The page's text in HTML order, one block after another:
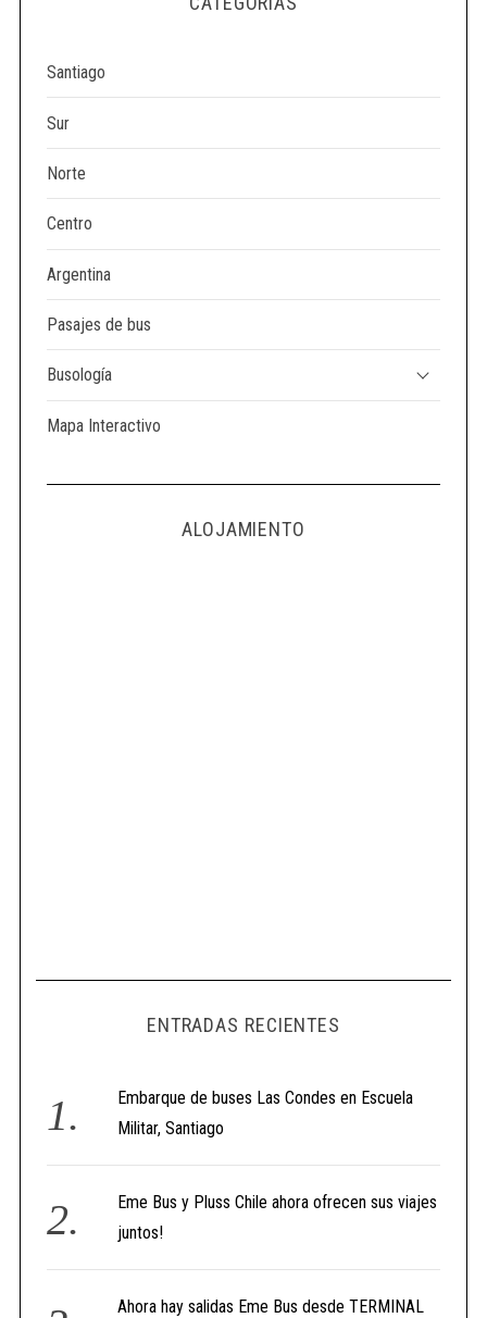
Santiago
Sur
Norte
Centro
Argentina
Pasajes de bus
Busología
Mapa Interactivo
ALOJAMIENTO
ENTRADAS RECIENTES
Embarque de buses Las Condes en Escuela
Militar, Santiago
Eme Bus y Pluss Chile ahora ofrecen sus viajes
juntos!
Ahora hay salidas Eme Bus desde TERMINAL
c
h
o
: